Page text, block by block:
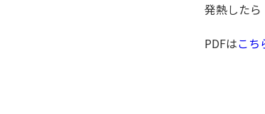
発熱した
PDFはこち